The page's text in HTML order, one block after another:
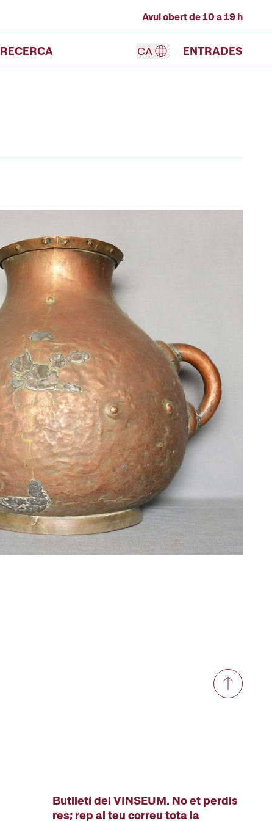
Avui obert de 10 a 19 h
RECERCA CA ENTRADES
Butlletí del VINSEUM. No et perdis
res; rep al teu correu tota la